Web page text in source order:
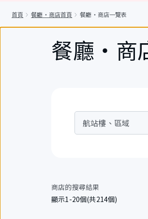
首頁 餐廳・商店首頁 餐廳・商店一覽表
餐廳・商
航站樓、區域
商店的搜尋結果
顯示1-20個(共214個)